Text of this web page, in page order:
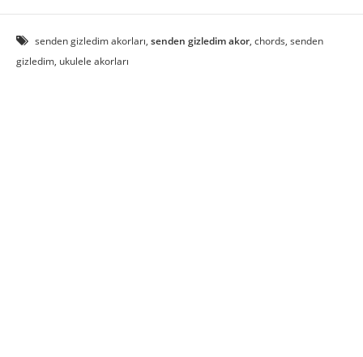
senden gizledim akorları, senden gizledim akor, chords, senden
gizledim, ukulele akorları